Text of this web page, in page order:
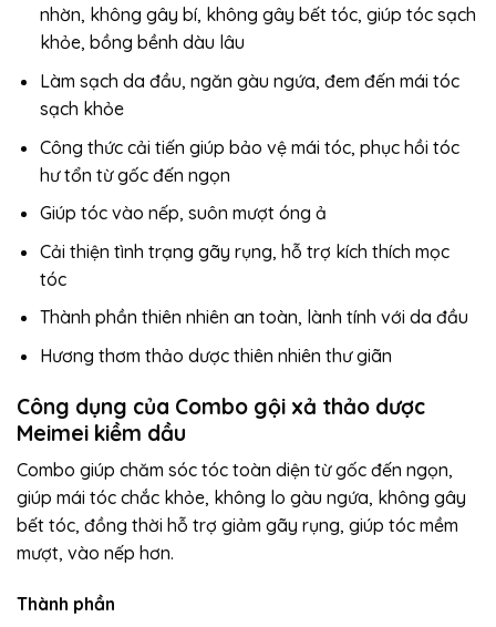
nhờn, không gây bí, không gây bết tóc, giúp tóc sạch
khỏe, bồng bềnh dàu lâu
Làm sạch da đầu, ngăn gàu ngứa, đem đến mái tóc
sạch khỏe
Công thức cải tiến giúp bảo vệ mái tóc, phục hồi tóc
hư tổn từ gốc đến ngọn
Giúp tóc vào nếp, suôn mượt óng ả
Cải thiện tình trạng gãy rụng, hỗ trợ kích thích mọc
tóc
Thành phần thiên nhiên an toàn, lành tính với da đầu
Hương thơm thảo dược thiên nhiên thư giãn
Công dụng của Combo gội xả thảo dược
Meimei kiềm dầu
Combo giúp chăm sóc tóc toàn diện từ gốc đến ngọn,
giúp mái tóc chắc khỏe, không lo gàu ngứa, không gây
bết tóc, đồng thời hỗ trợ giảm gãy rụng, giúp tóc mềm
mượt, vào nếp hơn.
Thành phần